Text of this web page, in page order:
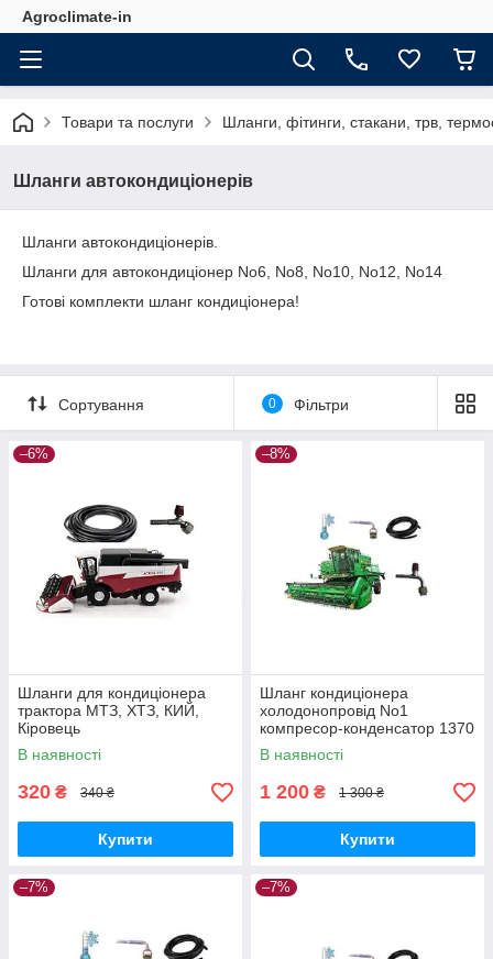
Agroclimate-in
Товари та послуги Шланги, фітинги, стакани, трв,
Шланги автокондиціонерів
Шланги автокондиціонерів.
Шланги для автокондиціонер No6, No8, No10, No12, No14
Готові комплекти шланг кондиціонера!
Сортування 0 Фільтри
–6%
Шланги для кондиціонера
трактора МТЗ, ХТЗ, КИЙ,
Кіровець
В наявності
320 ₴ 340 ₴
Купити
–8%
Шланг кондиціонера
холодонопровід No1
компресор-конденсатор 1370
мм. на комбайн Дон 1500Б
(05-000021-00)
В наявності
1 200 ₴ 1 300 ₴
Купити
–7% –7%